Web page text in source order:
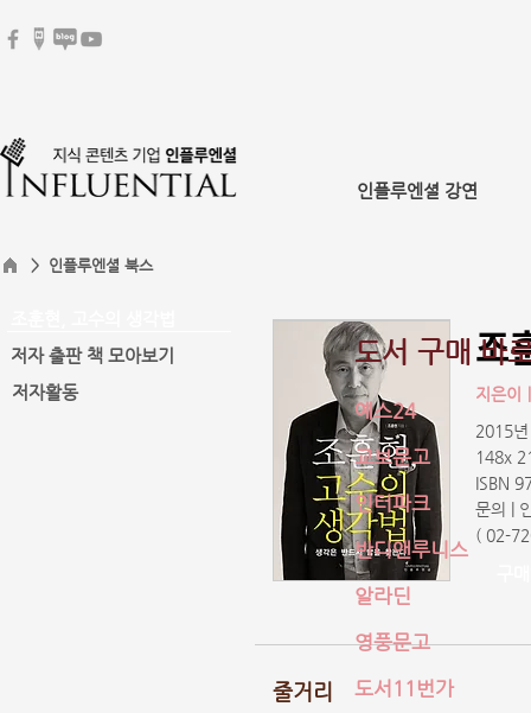
인플루엔셜 강연
조
지은이
2015
148x
ISBN
문의 |
( 02-
줄거리
저자활동
저자 출판 책 모아보기
> 인플루엔셜 북스
도서 구매 바
예스24
교보문고
인터파크
반디앤루니스
알라딘
영풍문고
도서11번가